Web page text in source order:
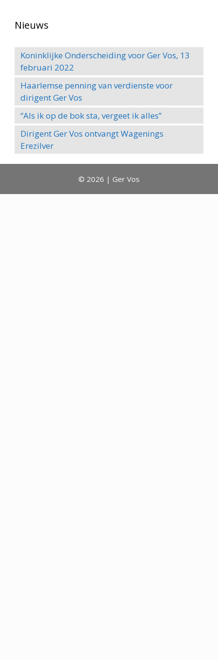
Nieuws
Koninklijke Onderscheiding voor Ger Vos, 13
februari 2022
Haarlemse penning van verdienste voor
dirigent Ger Vos
“Als ik op de bok sta, vergeet ik alles”
Dirigent Ger Vos ontvangt Wagenings
Erezilver
© 2026 | Ger Vos